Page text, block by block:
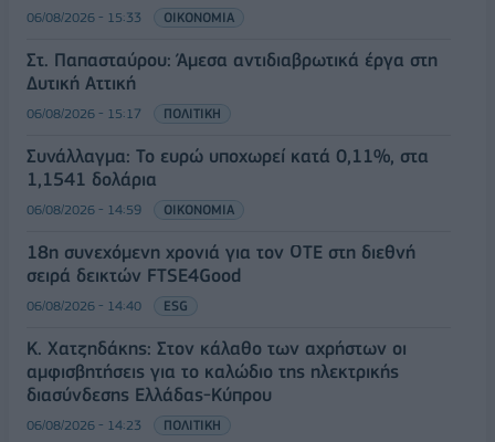
06/08/2026 - 15:33 ΟΙΚΟΝΟΜΙΑ
Στ. Παπασταύρου: Άμεσα αντιδιαβρωτικά έργα στη
Δυτική Αττική
06/08/2026 - 15:17 ΠΟΛΙΤΙΚΗ
Συνάλλαγμα: Το ευρώ υποχωρεί κατά 0,11%, στα
1,1541 δολάρια
06/08/2026 - 14:59 ΟΙΚΟΝΟΜΙΑ
18η συνεχόμενη χρονιά για τον ΟΤΕ στη διεθνή
σειρά δεικτών FTSE4Good
06/08/2026 - 14:40 ESG
Κ. Χατζηδάκης: Στον κάλαθο των αχρήστων οι
αμφισβητήσεις για το καλώδιο της ηλεκτρικής
διασύνδεσης Ελλάδας-Κύπρου
06/08/2026 - 14:23 ΠΟΛΙΤΙΚΗ